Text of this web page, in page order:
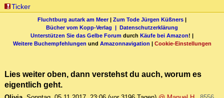
Ticker
Fluchtburg autark am Meer| Zum Tode Jürgen Küßners |
Bücher vom Kopp-Verlag | Datenschutzerklärung
Unterstützen Sie das Gelbe Forum durch Käufe bei Amazon! |
Weitere Buchempfehlungen und Amazonnavigation | Cookie-Einstellungen
Lies weiter oben, dann verstehst du auch, worum es
eigentlich geht.